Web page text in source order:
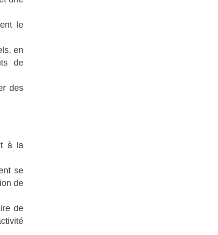
le
en
de
des
à la
se
de
de